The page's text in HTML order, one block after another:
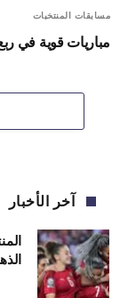
مسابقات المنتخبات
مباريات قوية في
آخر الأخبار